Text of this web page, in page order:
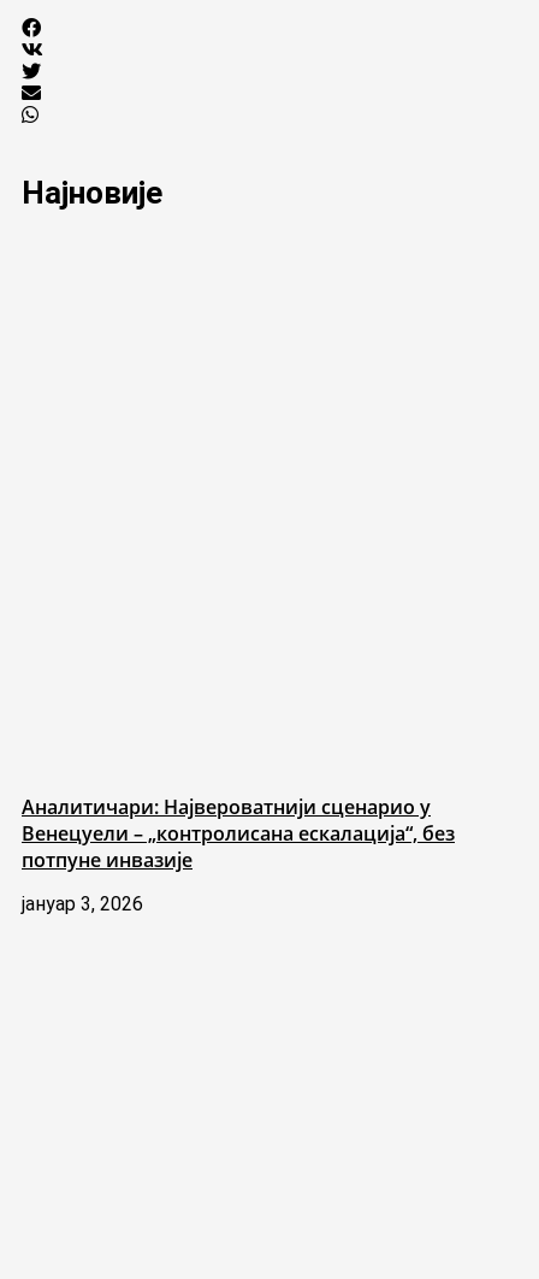
Најновије
Аналитичари: Највероватнији сценарио у
Венецуели – „контролисана ескалација“, без
потпуне инвазије
јануар 3, 2026